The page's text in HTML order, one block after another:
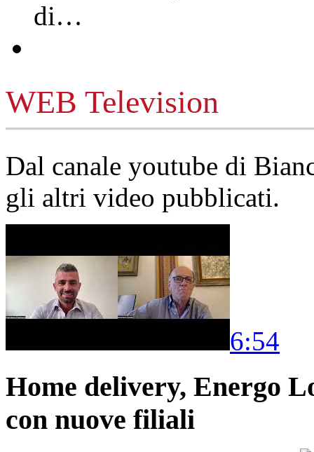
di…
WEB Television
Dal canale youtube di
gli altri video pubblicati.
6:54
Home delivery, Energo
con nuove filiali